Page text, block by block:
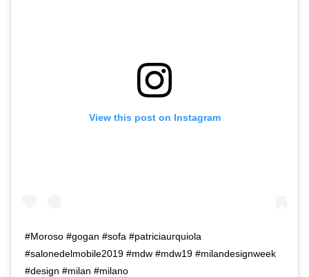
View this post on Instagram
#Moroso #gogan #sofa #patriciaurquiola
#salonedelmobile2019 #mdw #mdw19 #milandesignweek
#design #milan #milano